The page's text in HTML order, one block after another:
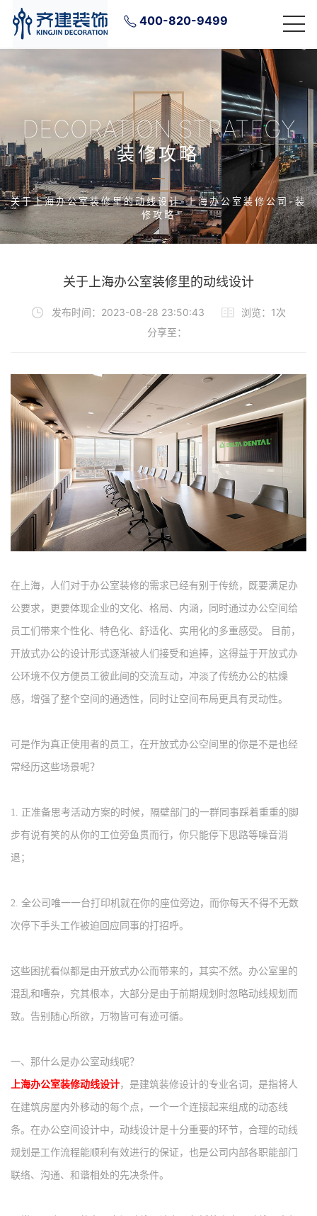
400-820-9499
DECORATION STRATEGY
装修攻略
关于上海办公室装修里的动线设计-上海办公室装修公司-装
修攻略
关于上海办公室装修里的动线设计
发布时间：2023-08-28 23:50:43
浏览：1次
分享至：
在上海， 人们对于办公室装修的需求已经有别于传统，既要满足办
公要求，更要体现企业的文化、格局、内涵，同时通过办公空间给
员工们带来个性化、特色化、舒适化、实用化的多重感受。 目前，
开放式办公的设计形式逐渐被人们接受和追捧，这得益于开放式办
公环境不仅方便员工彼此间的交流互动，冲淡了传统办公的枯燥
感，增强了整个空间的通透性，同时让空间布局更具有灵动性。
可是作为真正使用者的员工，在开放式办公空间里的你是不是也经
常经历这些场景呢？
1. 正准备思考活动方案的时候，隔壁部门的一群同事踩着重重的脚
步有说有笑的从你的工位旁鱼贯而行，你只能停下思路等噪音消
退；
2. 全公司唯一一台打印机就在你的座位旁边，而你每天不得不无数
次停下手头工作被迫回应同事的打招呼。
这些困扰看似都是由开放式办公而带来的，其实不然。办公室里的
混乱和嘈杂，究其根本，大部分是由于前期规划时忽略动线规划而
致。告别随心所欲，万物皆可有迹可循。
一、那什么是办公室动线呢？
上海办公室装修动线设计，是建筑装修设计的专业名词，是指将人
在建筑房屋内外移动的每个点，一个一个连接起来组成的动态线
条。在办公空间设计中，动线设计是十分重要的环节，合理的动线
规划是工作流程能顺利有效进行的保证，也是公司内部各职能部门
联络、沟通、和谐相处的先决条件。